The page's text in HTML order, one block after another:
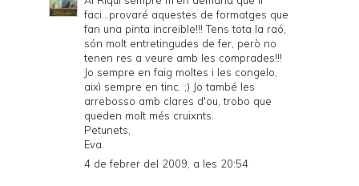
faci...provaré aquestes de formatges que
fan una pinta increible!!! Tens tota la raó,
són molt entretingudes de fer, però no
tenen res a veure amb les comprades!!!
Jo sempre en faig moltes i les congelo,
aixì sempre en tinc. ;) Jo també les
arrebosso amb clares d'ou, trobo que
queden molt més cruixnts.
Petunets,
Eva.
4 de febrer del 2009, a les 20:54